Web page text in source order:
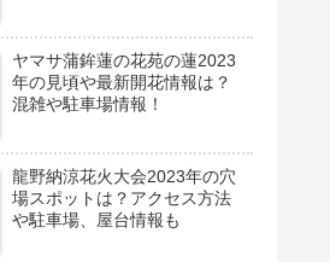
ヤマサ蒲鉾蓮の花苑の蓮2023
年の見頃や最新開花情報は？
混雑や駐車場情報！
龍野納涼花火大会2023年の穴
場スポットは？アクセス方法
や駐車場、屋台情報も